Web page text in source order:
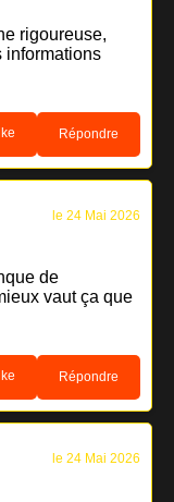
rigoureuse,
informations
Répondre
le 24 Mai 2026
de
vaut ça que
Répondre
le 24 Mai 2026